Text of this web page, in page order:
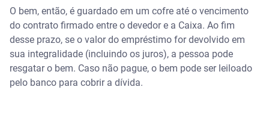
O bem, então, é guardado em um cofre até o vencimento
do contrato firmado entre o devedor e a Caixa. Ao fim
desse prazo, se o valor do empréstimo for devolvido em
sua integralidade (incluindo os juros), a pessoa pode
resgatar o bem. Caso não pague, o bem pode ser leiloado
pelo banco para cobrir a dívida.